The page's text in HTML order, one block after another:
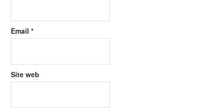
Email*
Site web